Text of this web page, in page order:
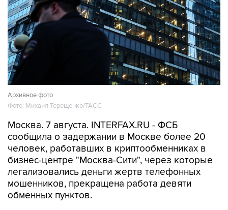
Архивное фото
Фото: Михаил Терещенко/ТАСС
Москва. 7 августа. INTERFAX.RU - ФСБ
сообщила о задержании в Москве более 20
человек, работавших в криптообменниках в
бизнес-центре "Москва-Сити", через которые
легализовались деньги жертв телефонных
мошенников, прекращена работа девяти
обменных пунктов.